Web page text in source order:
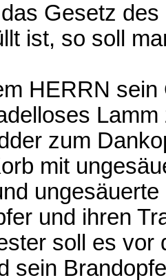
Gesetz
ist, so soll
HERRN
zum
mit
und ihren
soll es vor
sein